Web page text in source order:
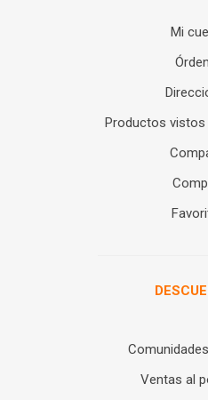
Mi
Productos
Ventas al